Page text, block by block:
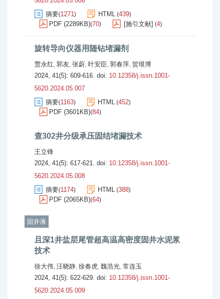
摘要(1271) HTML (439)
PDF (2289KB)(70) [施引文献] (4)
旋转导向仪器用随钻堵漏剂
贾永红, 郭友, 张蔚, 叶安臣, 郭春萍, 贺垠博
2024, 41(5): 609-616. doi: 10.12358/j.issn.1001-
5620.2024.05.007
摘要(1163) HTML (452)
PDF (3601KB)(84)
查302井分级承压固结堵漏技术
王立锋
2024, 41(5): 617-621. doi: 10.12358/j.issn.1001-
5620.2024.05.008
摘要(1174) HTML (388)
PDF (2065KB)(64)
固井液
且深1井盐层尾管超高温高密度固井水泥浆
技术
徐大伟, 汪晓静, 徐春虎, 魏浩光, 常连玉
2024, 41(5): 622-629. doi: 10.12358/j.issn.1001-
5620.2024.05.009